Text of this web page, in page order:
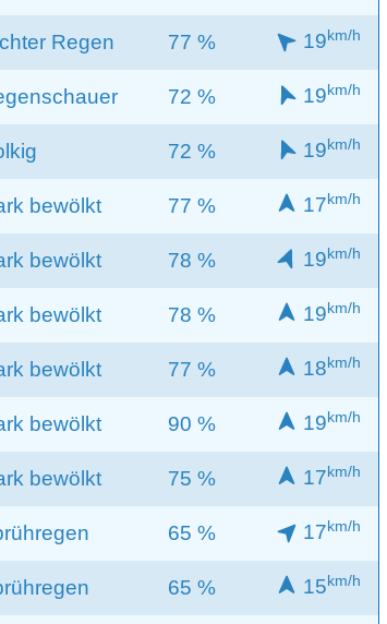
Regen 77 % 19km/h
72 % 19km/h
72 % 19km/h
bewölkt 77 % 17km/h
bewölkt 78 % 19km/h
bewölkt 78 % 19km/h
bewölkt 77 % 18km/h
bewölkt 90 % 19km/h
bewölkt 75 % 17km/h
65 % 17km/h
65 % 15km/h